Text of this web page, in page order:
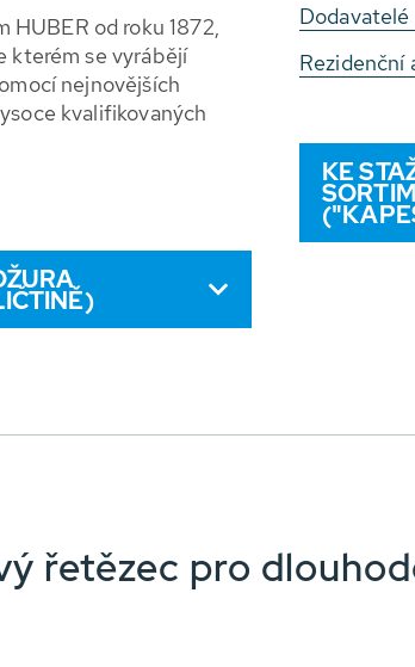
od roku 1872,
kterém se vyrábějí
nejnovějších
kvalifikovaných
Rezidenční
KE
řetězec pro